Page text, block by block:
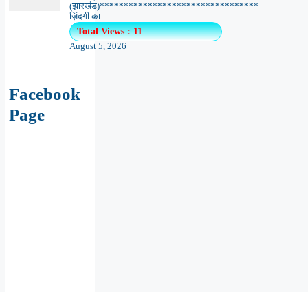
(झारखंड)*********************************
ज़िंदगी का...
Total Views : 11
August 5, 2026
Facebook
Page